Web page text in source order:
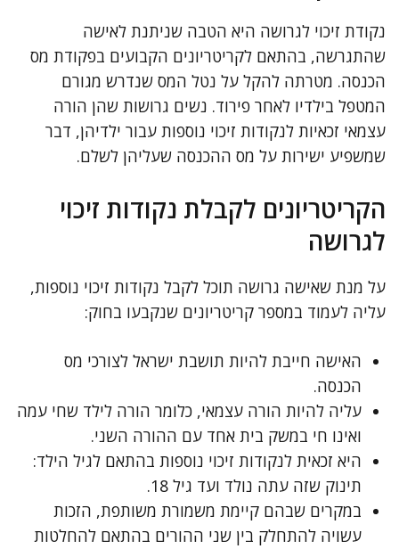
נקודת זיכוי לגרושה היא הטבה שניתנת לאישה
שהתגרשה, בהתאם לקריטריונים הקבועים בפקודת מס
הכנסה. מטרתה להקל על נטל המס שנדרש מגורם
המטפל בילדיו לאחר פירוד. נשים גרושות שהן הורה
עצמאי זכאיות לנקודות זיכוי נוספות עבור ילדיהן, דבר
שמשפיע ישירות על מס ההכנסה שעליהן לשלם.
הקריטריונים לקבלת נקודות זיכוי
לגרושה
על מנת שאישה גרושה תוכל לקבל נקודות זיכוי נוספות,
עליה לעמוד במספר קריטריונים שנקבעו בחוק:
האישה חייבת להיות תושבת ישראל לצורכי מס
הכנסה.
עליה להיות הורה עצמאי, כלומר הורה לילד שחי עמה
ואינו חי במשק בית אחד עם ההורה השני.
היא זכאית לנקודות זיכוי נוספות בהתאם לגיל הילד:
תינוק שזה עתה נולד ועד גיל 18.
במקרים שבהם קיימת משמורת משותפת, הזכות
עשויה להתחלק בין שני ההורים בהתאם להחלטות